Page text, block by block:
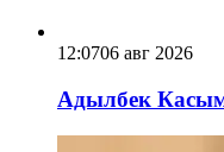
12:0706 авг 2026
Адылбек